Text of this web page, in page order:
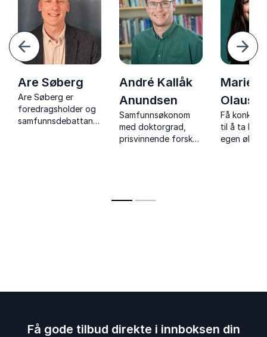
Are Søberg
Are Søberg er
foredragsholder og
samfunnsdebattant,
André Kallåk
Anundsen
Samfunnsøkonom
med doktorgrad,
prisvinnende forsker
alle.
Marie
Få
til å ta
egen
Få gode tilbud direkte i innboksen din